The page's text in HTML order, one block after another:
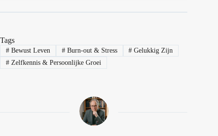
Tags
#Bewust Leven #Burn-out & Stress # Gelukkig Zijn
#Zelfkennis & Persoonlijke Groei